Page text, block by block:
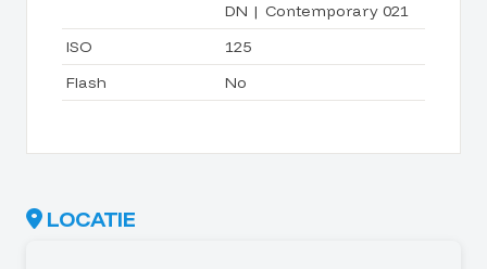
DN | Contemporary 021
ISO
125
Flash
No
LOCATIE